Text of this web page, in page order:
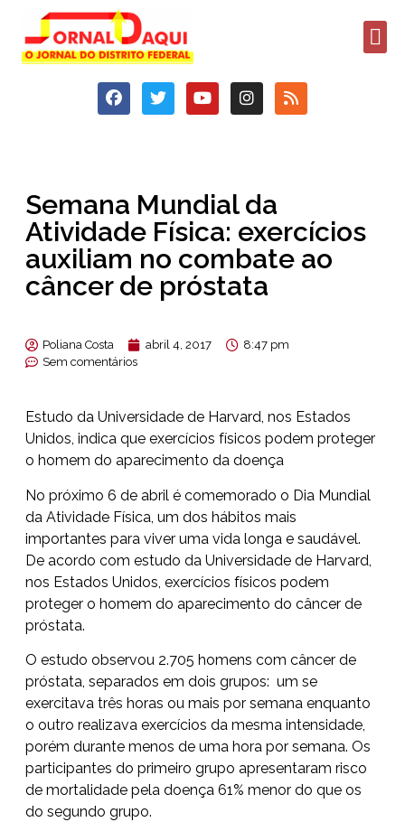
Semana Mundial da
Atividade Física: exercícios
auxiliam no combate ao
câncer de próstata
Poliana Costa abril 4, 2017
8:47 pm
Sem comentários
Estudo da Universidade de Harvard, nos Estados
Unidos, indica que exercícios físicos podem proteger
o homem do aparecimento da doença
No próximo 6 de abril é comemorado o Dia Mundial
da Atividade Física, um dos hábitos mais
importantes para viver uma vida longa e saudável.
De acordo com estudo da Universidade de Harvard,
nos Estados Unidos, exercícios físicos podem
proteger o homem do aparecimento do câncer de
próstata.
O estudo observou 2.705 homens com câncer de
próstata, separados em dois grupos: um se
exercitava três horas ou mais por semana enquanto
o outro realizava exercícios da mesma intensidade,
porém durante menos de uma hora por semana. Os
participantes do primeiro grupo apresentaram risco
de mortalidade pela doença 61% menor do que os
do segundo grupo.